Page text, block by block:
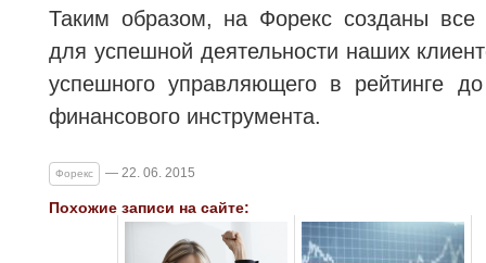
Таким образом, на Форекс созданы все
для успешной деятельности наших
успешного управляющего в рейтинге
финансового инструмента.
Форекс — 22. 06. 2015
Похожие записи на сайте: